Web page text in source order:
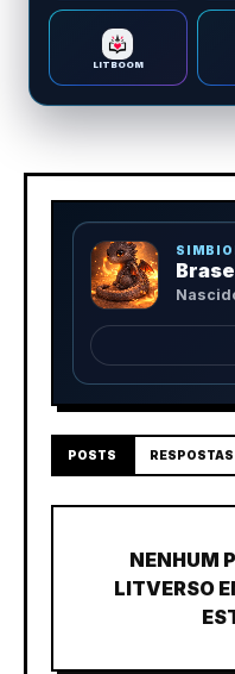
LITBOOM
POSTS RESPOSTAS
NENHUM
LITVERSO